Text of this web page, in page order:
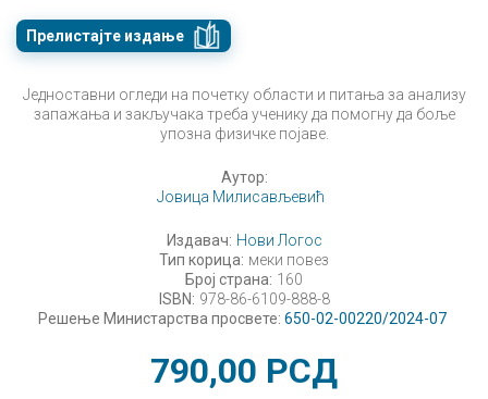
Прелистајте издање
Једноставни огледи на почетку области и питања за анализу
запажања и закључака треба ученику да помогну да боље
упозна физичке појаве.
Аутор:
Јовица Милисављевић
Издавач: Нови Логос
Тип корица: меки повез
Број страна: 160
ISBN: 978-86-6109-888-8
Решење Министарства просвете: 650-02-00220/2024-07
790,00 РСД